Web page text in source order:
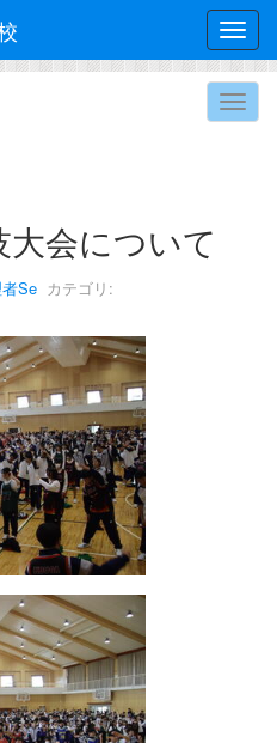
会について
Se カテゴリ: